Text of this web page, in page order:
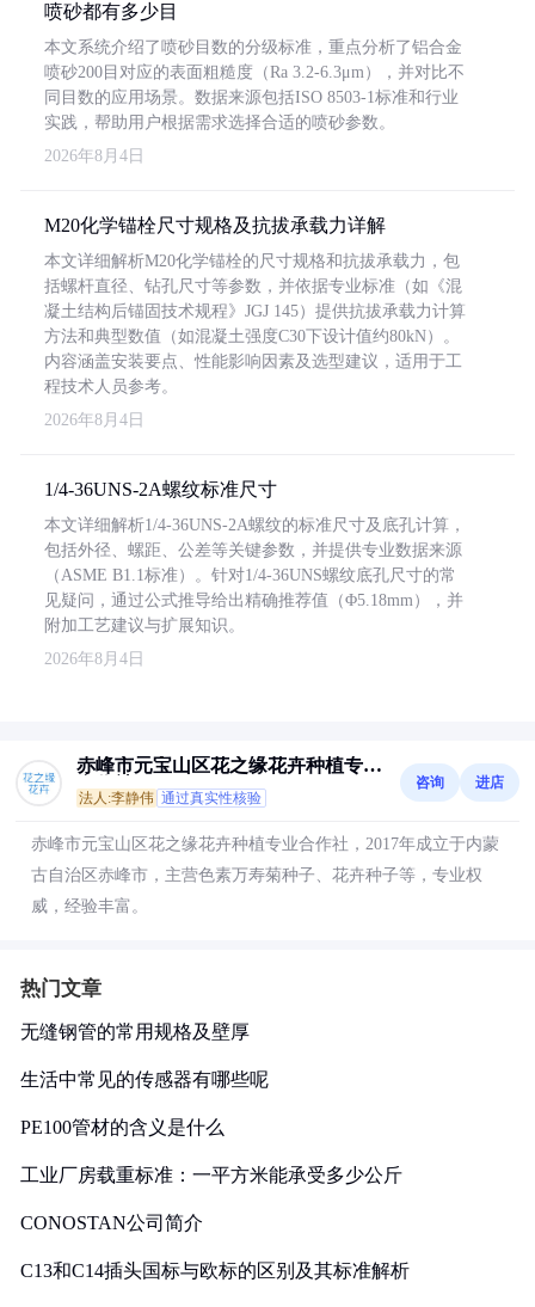
喷砂都有多少目
本文系统介绍了喷砂目数的分级标准，重点分析了铝合金
喷砂200目对应的表面粗糙度（Ra 3.2-6.3μm），并对比不
同目数的应用场景。数据来源包括ISO 8503-1标准和行业
实践，帮助用户根据需求选择合适的喷砂参数。
2026年8月4日
M20化学锚栓尺寸规格及抗拔承载力详解
本文详细解析M20化学锚栓的尺寸规格和抗拔承载力，包
括螺杆直径、钻孔尺寸等参数，并依据专业标准（如《混
凝土结构后锚固技术规程》JGJ 145）提供抗拔承载力计算
方法和典型数值（如混凝土强度C30下设计值约80kN）。
内容涵盖安装要点、性能影响因素及选型建议，适用于工
程技术人员参考。
2026年8月4日
1/4-36UNS-2A螺纹标准尺寸
本文详细解析1/4-36UNS-2A螺纹的标准尺寸及底孔计算，
包括外径、螺距、公差等关键参数，并提供专业数据来源
（ASME B1.1标准）。针对1/4-36UNS螺纹底孔尺寸的常
见疑问，通过公式推导给出精确推荐值（Φ5.18mm），并
附加工艺建议与扩展知识。
2026年8月4日
赤峰市元宝山区花之缘花卉种植专业
合作社
法人:李静伟 通过真实性核验
咨询 进店
赤峰市元宝山区花之缘花卉种植专业合作社，2017年成立于内蒙
古自治区赤峰市，主营色素万寿菊种子、花卉种子等，专业权
威，经验丰富。
热门文章
无缝钢管的常用规格及壁厚
生活中常见的传感器有哪些呢
PE100管材的含义是什么
工业厂房载重标准：一平方米能承受多少公斤
CONOSTAN公司简介
C13和C14插头国标与欧标的区别及其标准解析